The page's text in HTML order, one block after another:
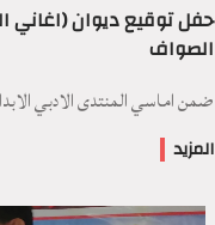
حفل توقيع ديوان (اغاني
الصواف
ضمن اماسي المنتدى الادبي
المزيد